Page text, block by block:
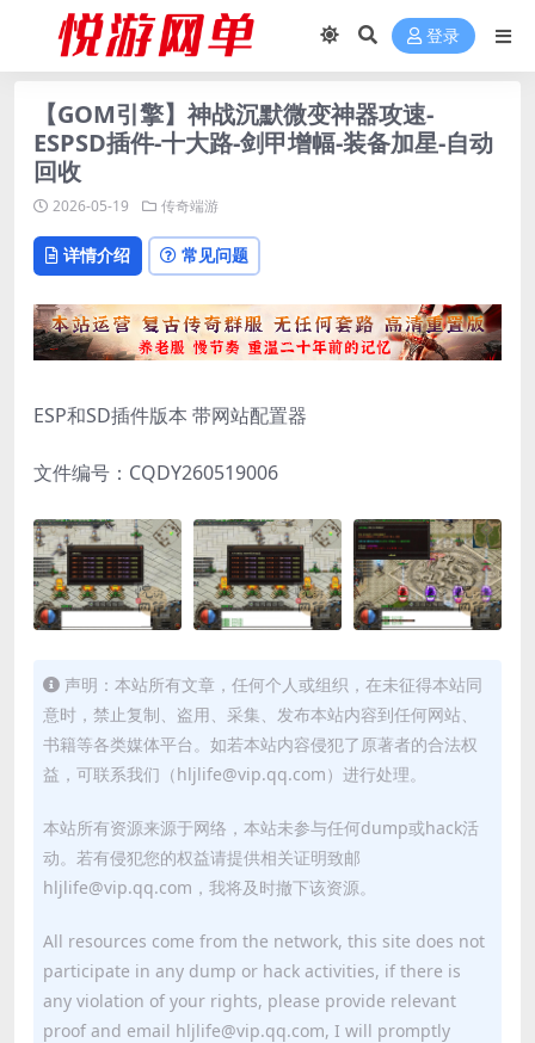
登录
【GOM引擎】神战沉默微变神器攻速-
ESPSD插件-十大路-剑甲增幅-装备加星-自动
回收
2026-05-19 传奇端游
详情介绍 常见问题
ESP和SD插件版本 带网站配置器
文件编号：CQDY260519006
声明：本站所有文章，任何个人或组织，在未征得本站同
意时，禁止复制、盗用、采集、发布本站内容到任何网站、
书籍等各类媒体平台。如若本站内容侵犯了原著者的合法权
益，可联系我们（hljlife@vip.qq.com）进行处理。
本站所有资源来源于网络，本站未参与任何dump或hack活
动。若有侵犯您的权益请提供相关证明致邮
hljlife@vip.qq.com，我将及时撤下该资源。
All resources come from the network, this site does not
participate in any dump or hack activities, if there is
any violation of your rights, please provide relevant
proof and email hljlife@vip.qq.com, I will promptly